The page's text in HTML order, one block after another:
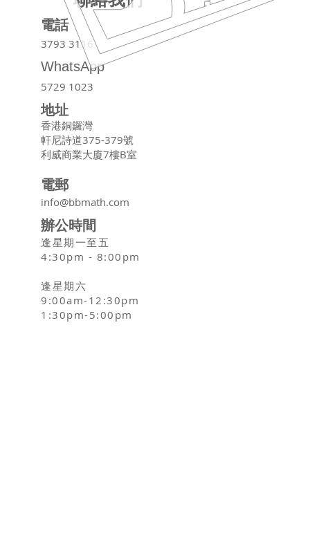
電話
3793 3116
WhatsApp
5729 1023
地址
香港銅鑼灣
軒尼詩道375-379號
利威商業大廈7樓B室
電郵
info@bbmath.com
辦公時間
逢星期一至五
4:30pm - 8:00pm
逢星期六
9:00am-12:30pm
1:30pm-5:00pm